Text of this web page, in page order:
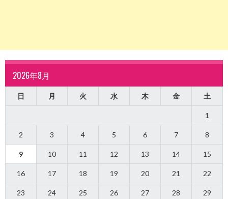
2026年8月
日 月 火 水 木 金 土
1
2 3 4 5 6 7 8
9 10 11 12 13 14 15
16 17 18 19 20 21 22
23 24 25 26 27 28 29